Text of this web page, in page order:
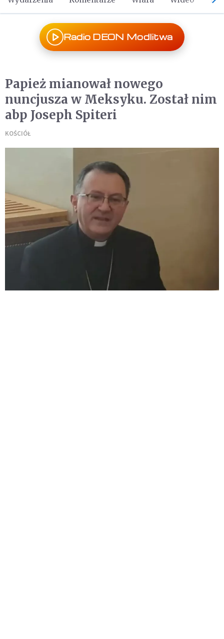
Radio DEON Modlitwa
Papież mianował nowego
nuncjusza w Meksyku. Został nim
abp Joseph Spiteri
KOŚCIÓŁ